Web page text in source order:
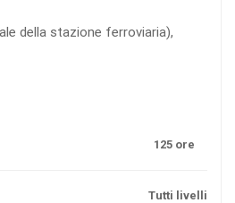
della stazione ferroviaria),
125 ore
Tutti livelli